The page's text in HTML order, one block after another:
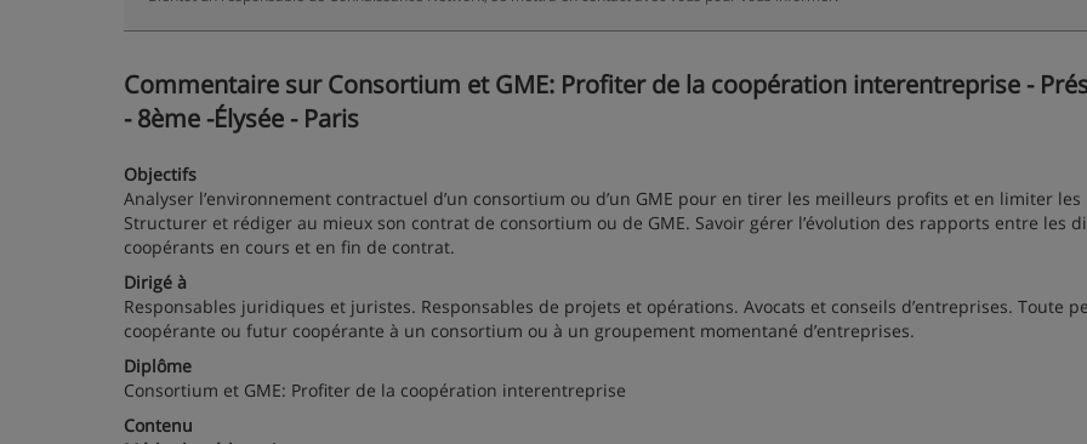
Commentaire sur Consortium et GME: Profiter de la coopération interentreprise -
- 8ème -Élysée - Paris
Objectifs
Analyser l’environnement contractuel d’un consortium ou d’un GME pour en tirer les meilleurs profits et en limiter
Structurer et rédiger au mieux son contrat de consortium ou de GME. Savoir gérer l’évolution des rapports entre les
coopérants en cours et en fin de contrat.
Dirigé à
Responsables juridiques et juristes. Responsables de projets et opérations. Avocats et conseils d’entreprises. Toute
coopérante ou futur coopérante à un consortium ou à un groupement momentané d’entreprises.
Diplôme
Consortium et GME: Profiter de la coopération interentreprise
Contenu